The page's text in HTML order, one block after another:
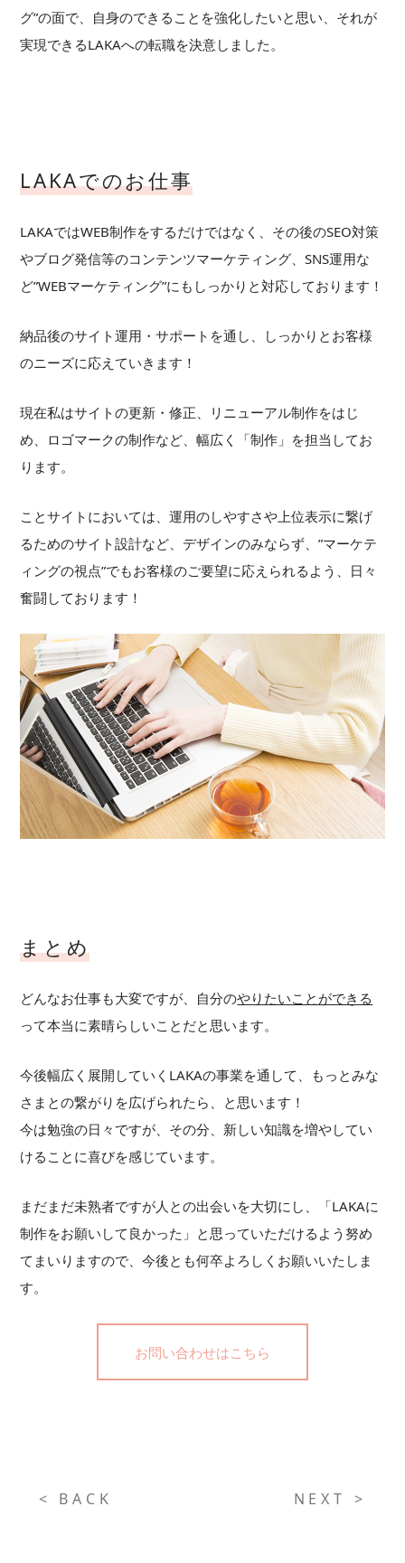
グ”の面で、自身のできることを強化したいと思い、それが
実現できるLAKAへの転職を決意しました。
LAKAでのお仕事
LAKAではWEB制作をするだけではなく、その後のSEO対策
やブログ発信等のコンテンツマーケティング、SNS運用な
ど”WEBマーケティング”にもしっかりと対応しております！
納品後のサイト運用・サポートを通し、しっかりとお客様
のニーズに応えていきます！
現在私はサイトの更新・修正、リニューアル制作をはじ
め、ロゴマークの制作など、幅広く「制作」を担当してお
ります。
ことサイトにおいては、運用のしやすさや上位表示に繋げ
るためのサイト設計など、デザインのみならず、”マーケテ
ィングの視点”でもお客様のご要望に応えられるよう、日々
奮闘しております！
まとめ
どんなお仕事も大変ですが、自分のやりたいことができる
って本当に素晴らしいことだと思います。
今後幅広く展開していくLAKAの事業を通して、もっとみな
さまとの繋がりを広げられたら、と思います！
今は勉強の日々ですが、その分、新しい知識を増やしてい
けることに喜びを感じています。
まだまだ未熟者ですが人との出会いを大切にし、「LAKAに
制作をお願いして良かった」と思っていただけるよう努め
てまいりますので、今後とも何卒よろしくお願いいたしま
す。
お問い合わせはこちら
< BACK NEXT >